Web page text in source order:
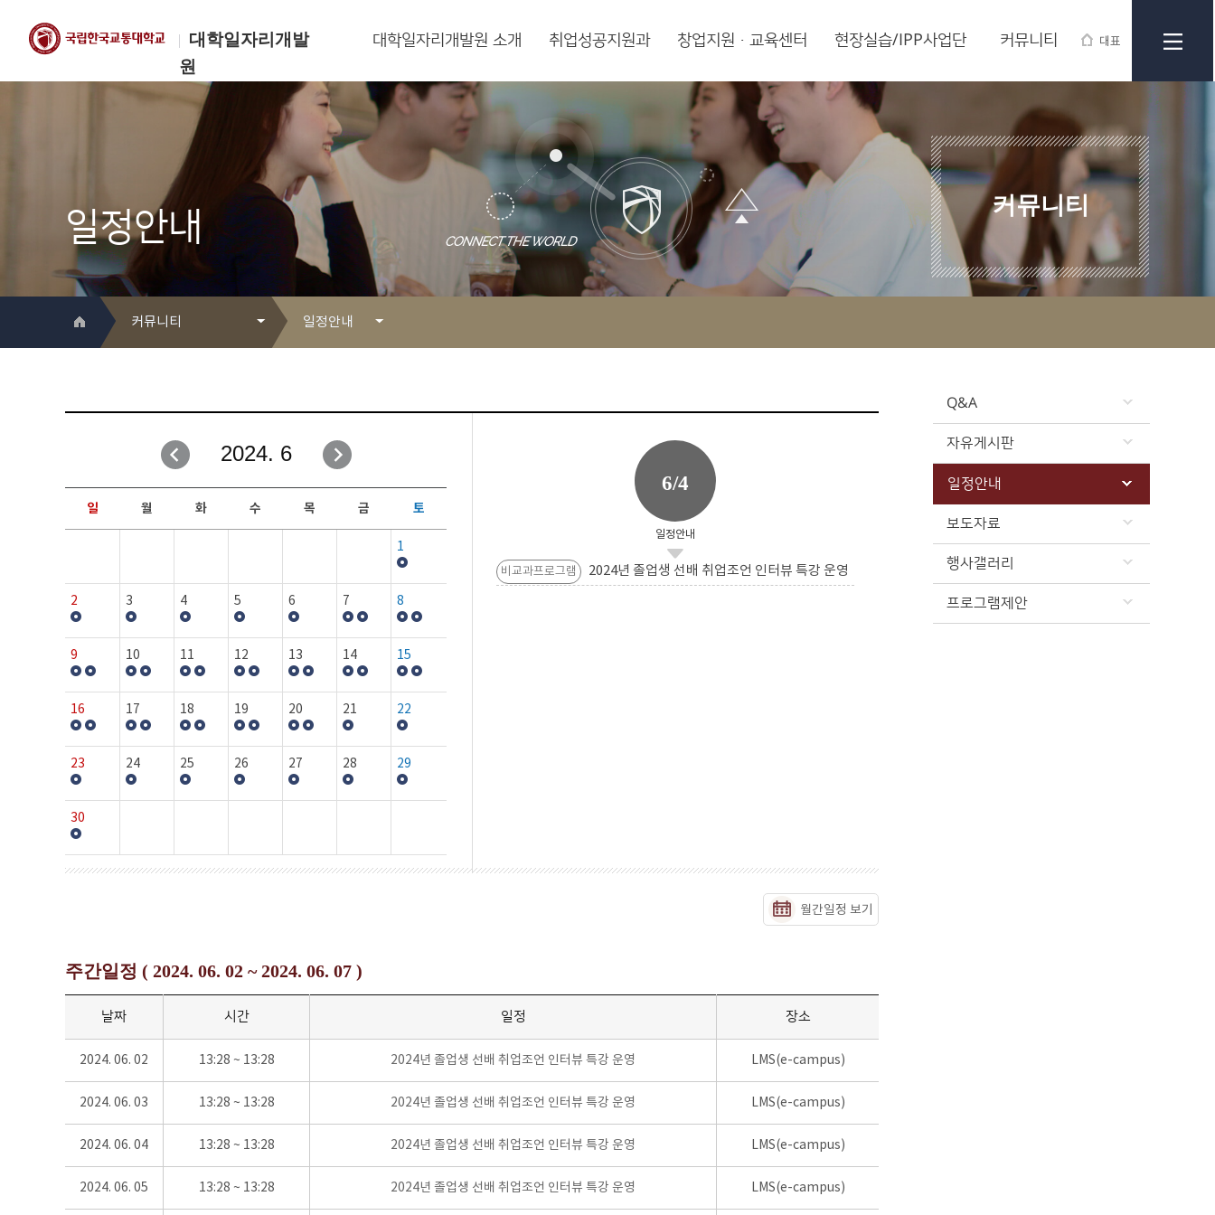
대학일자리개발
원
대표
한국교통대학교
대학일자리개발원
대학일자리개발원 소개 취업성공지원과 창업지원·교육센터 현장실습/IPP사업단 커뮤니티
일정안내
커뮤니티
커뮤니티
취업성공지원과
창업지원·교육센터
현장실습/IPP사업단
커뮤니티
일정안내
자유게시판
일정안내
보도자료
행사갤러리
Q&A
자유게시판
일정안내
보도자료
행사갤러리
프로그램제안
2024. 6
일 월 화 수 목 금 토
1
2 3 4 5 6 7 8
9 10 11 12 13 14 15
16 17 18 19 20 21 22
23 24 25 26 27 28 29
30
6/4
일정안내
비교과프로그램 2024년 졸업생 선배 취업조언 인터뷰 특강 운영
월간일정 보기
주간일정 ( 2024. 06. 02 ~ 2024. 06. 07 )
날짜 시간 일정 장소
2024. 06. 02 13:28 ~ 13:28 2024년 졸업생 선배 취업조언 인터뷰 특강 운영 LMS(e-campus)
2024. 06. 03 13:28 ~ 13:28 2024년 졸업생 선배 취업조언 인터뷰 특강 운영 LMS(e-campus)
2024. 06. 04 13:28 ~ 13:28 2024년 졸업생 선배 취업조언 인터뷰 특강 운영 LMS(e-campus)
2024. 06. 05 13:28 ~ 13:28 2024년 졸업생 선배 취업조언 인터뷰 특강 운영 LMS(e-campus)